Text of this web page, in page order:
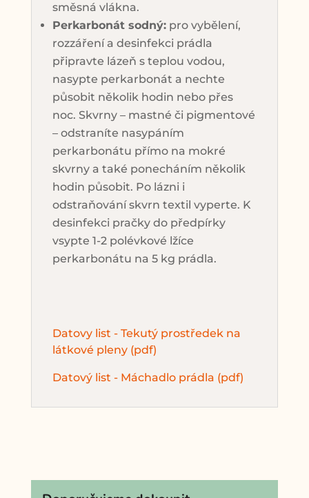
směsná vlákna.
Perkarbonát sodný:pro vybělení,
rozzáření a desinfekci prádla
připravte lázeň s teplou vodou,
nasypte perkarbonát a nechte
působit několik hodin nebo přes
noc. Skvrny – mastné či pigmentové
– odstraníte nasypáním
perkarbonátu přímo na mokré
skvrny a také ponecháním několik
hodin působit. Po lázni i
odstraňování skvrn textil vyperte. K
desinfekci pračky do předpírky
vsypte 1-2 polévkové lžíce
perkarbonátu na 5 kg prádla.
Datovy list - Tekutý prostředek na
látkové pleny (pdf)
Datový list - Máchadlo prádla (pdf)